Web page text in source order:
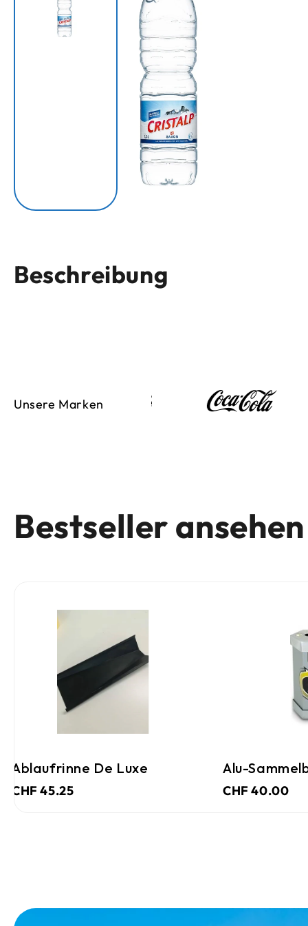
Beschreibung
Unsere Marken
Bestseller ansehen
Alu-Sammelbox Aus Karton
CHF 40.00
Alu-
CHF